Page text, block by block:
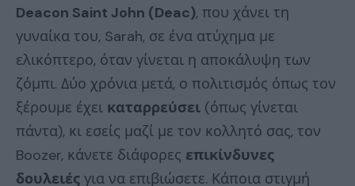
Deacon Saint John (Deac), που χάνει τη
γυναίκα του, Sarah, σε ένα ατύχημα με
ελικόπτερο, όταν γίνεται η αποκάλυψη των
ζόμπι. Δύο χρόνια μετά, ο πολιτισμός όπως τον
ξέρουμε έχει καταρρεύσει (όπως γίνεται
πάντα), κι εσείς μαζί με τον κολλητό σας, τον
Boozer, κάνετε διάφορες επικίνδυνες
δουλειές για να επιβιώσετε. Κάποια στιγμή